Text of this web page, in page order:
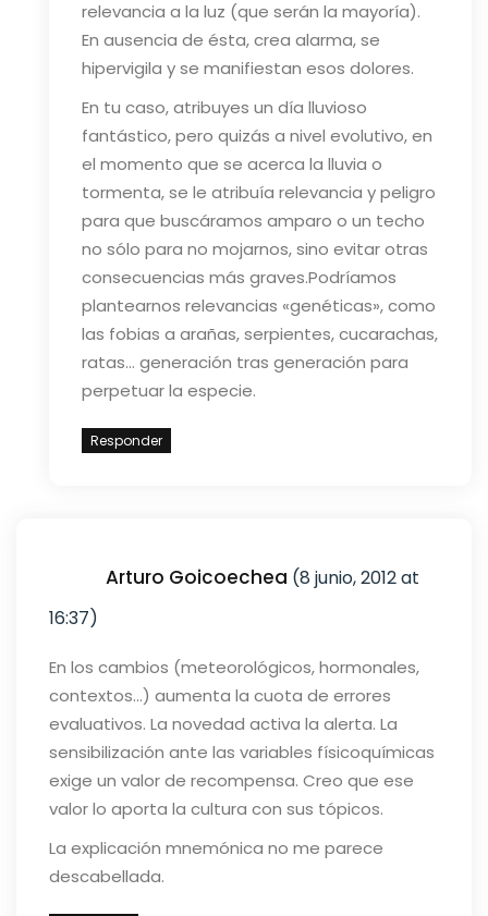
relevancia a la luz (que serán la mayoría).
En ausencia de ésta, crea alarma, se
hipervigila y se manifiestan esos dolores.
En tu caso, atribuyes un día lluvioso
fantástico, pero quizás a nivel evolutivo, en
el momento que se acerca la lluvia o
tormenta, se le atribuía relevancia y peligro
para que buscáramos amparo o un techo
no sólo para no mojarnos, sino evitar otras
consecuencias más graves.Podríamos
plantearnos relevancias «genéticas», como
las fobias a arañas, serpientes, cucarachas,
ratas… generación tras generación para
perpetuar la especie.
Responder
Arturo Goicoechea (8 junio, 2012 at
16:37)
En los cambios (meteorológicos, hormonales,
contextos…) aumenta la cuota de errores
evaluativos. La novedad activa la alerta. La
sensibilización ante las variables físicoquímicas
exige un valor de recompensa. Creo que ese
valor lo aporta la cultura con sus tópicos.
La explicación mnemónica no me parece
descabellada.